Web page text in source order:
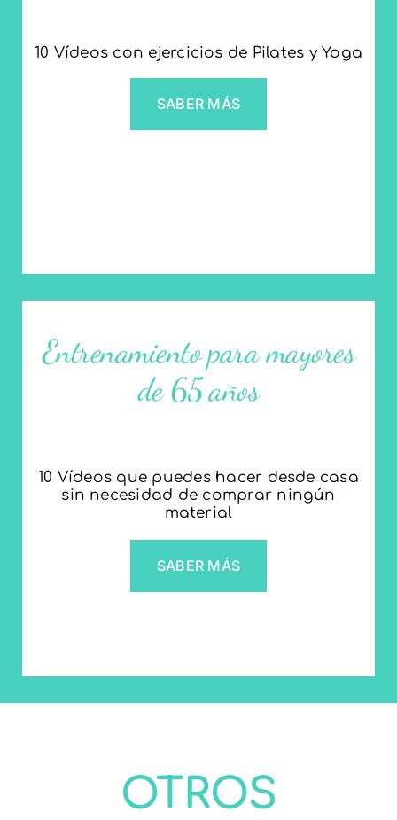
10 Vídeos con ejercicios de Pilates y Yoga
SABER MÁS
Entrenamiento para mayores
de 65 años
10 Vídeos que puedes hacer desde casa
sin necesidad de comprar ningún
material
SABER MÁS
OTROS